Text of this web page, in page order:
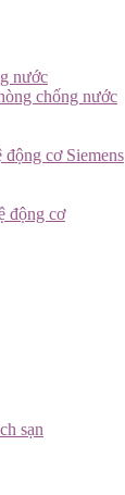
nước
chống nước
cơ Siemens
động cơ
sạn